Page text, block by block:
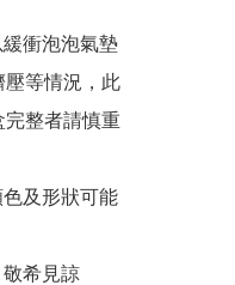
衝泡泡氣墊
壓等情況，此
完整者請慎重
及形狀可能
希見諒